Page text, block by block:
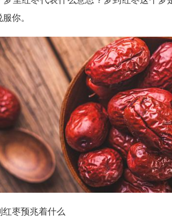
你。
红枣预兆着什么